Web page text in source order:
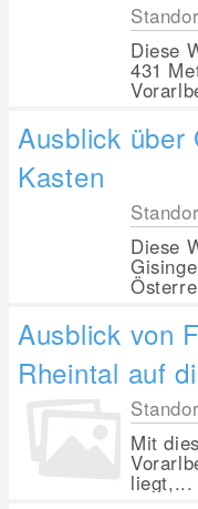
Diese
431
Ausblick über
Kasten
Diese
Ausblick von
Rheintal auf
Mit
liegt,...